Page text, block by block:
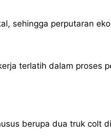
sehingga perputaran
terlatih dalam proses
berupa dua truk colt